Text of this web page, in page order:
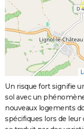
Un risque fort signifie
sol avec un
nouveaux logements
spécifiques lors de leur